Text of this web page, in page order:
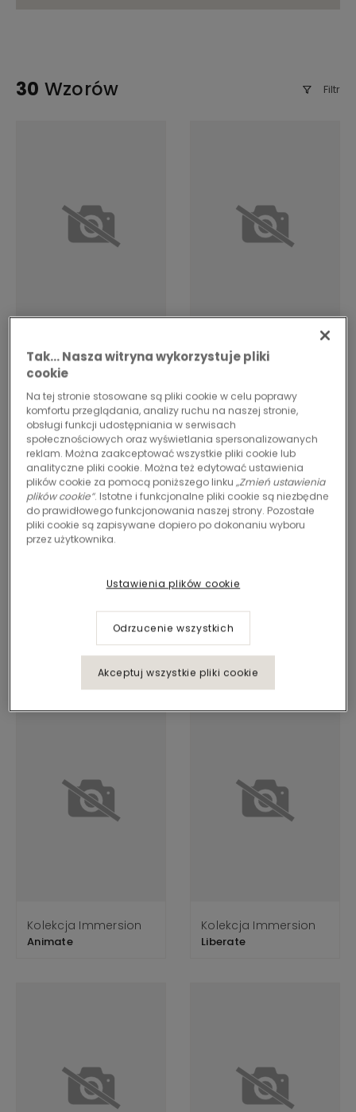
30 Wzorów Filtr
Kolekcja Imperfection
Grit
Kolekcja Imperfection
Bruut
Alternate
Kolekcja Immersion
Animate
Kolekcja Immersion
Liberate
Tak… Nasza witryna wykorzystuje pliki
cookie
Na tej stronie stosowane są pliki cookie w celu poprawy
komfortu przeglądania, analizy ruchu na naszej stronie,
obsługi funkcji udostępniania w serwisach
społecznościowych oraz wyświetlania spersonalizowanych
reklam. Można zaakceptować wszystkie pliki cookie lub
analityczne pliki cookie. Można też edytować ustawienia
plików cookie za pomocą poniższego linku„Zmień ustawienia
plików cookie”. Istotne i funkcjonalne pliki cookie są niezbędne
do prawidłowego funkcjonowania naszej strony. Pozostałe
pliki cookie są zapisywane dopiero po dokonaniu wyboru
przez użytkownika.
Ustawienia plików cookie
Odrzucenie wszystkich
Akceptuj wszystkie pliki cookie